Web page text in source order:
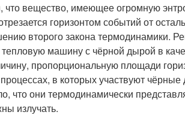
вещество, имеющее огромную
горизонтом событий от
второго закона термодинамики.
машину с чёрной дырой в
пропорциональную площади
в которых участвуют
что они термодинамически
излучать.